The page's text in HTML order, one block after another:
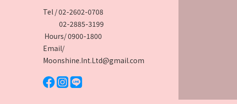
Tel / 02-2602-0708
02-2885-3199
Hours/ 0900-1800
Email/
Moonshine.Int.Ltd@gmail.com